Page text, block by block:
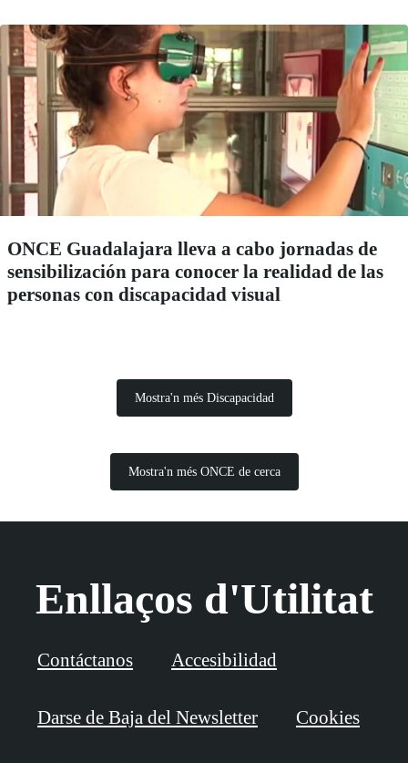
ONCE Guadalajara lleva a cabo jornadas de
sensibilización para conocer la realidad de las
personas con discapacidad visual
Mostra'n més Discapacidad
Mostra'n més ONCE de cerca
Enllaços d'Utilitat
Contáctanos Accesibilidad
Darse de Baja del Newsletter Cookies